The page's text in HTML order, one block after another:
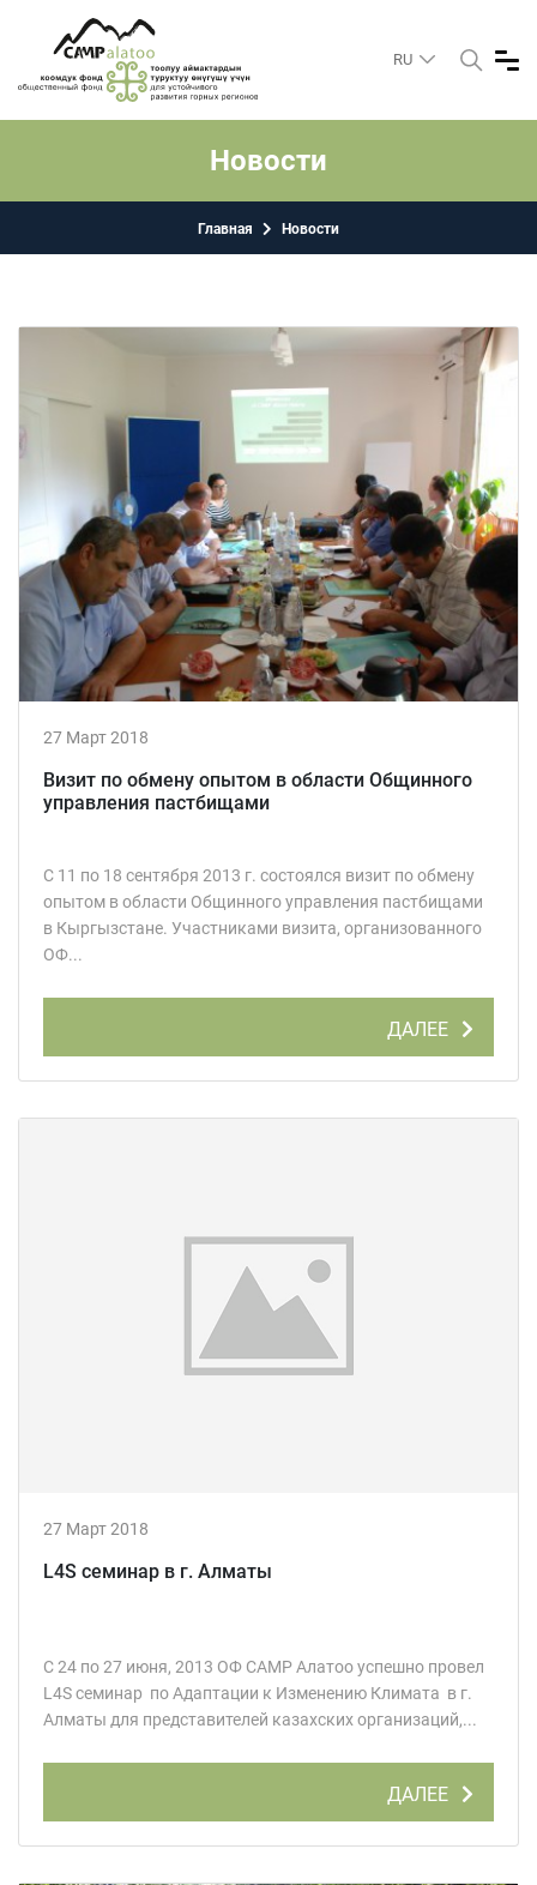
RU
Новости
Главная Новости
27 Март 2018
Визит по обмену опытом в области Общинного
управления пастбищами
С 11 по 18 сентября 2013 г. состоялся визит по обмену
опытом в области Общинного управления пастбищами
в Кыргызстане. Участниками визита, организованного
ОФ...
ДАЛЕЕ
27 Март 2018
L4S семинар в г. Алматы
С 24 по 27 июня, 2013 ОФ CAMP Алатоо успешно провел
L4S семинар по Адаптации к Изменению Климата в г.
Алматы для представителей казахских организаций,...
ДАЛЕЕ